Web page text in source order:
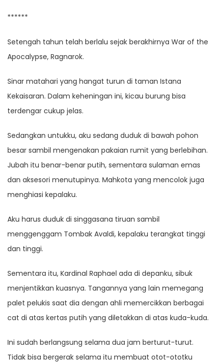
******
Setengah tahun telah berlalu sejak berakhirnya War of the
Apocalypse, Ragnarok.
Sinar matahari yang hangat turun di taman Istana
Kekaisaran. Dalam keheningan ini, kicau burung bisa
terdengar cukup jelas.
Sedangkan untukku, aku sedang duduk di bawah pohon
besar sambil mengenakan pakaian rumit yang berlebihan.
Jubah itu benar-benar putih, sementara sulaman emas
dan aksesori menutupinya. Mahkota yang mencolok juga
menghiasi kepalaku.
Aku harus duduk di singgasana tiruan sambil
menggenggam Tombak Avaldi, kepalaku terangkat tinggi
dan tinggi.
Sementara itu, Kardinal Raphael ada di depanku, sibuk
menjentikkan kuasnya. Tangannya yang lain memegang
palet pelukis saat dia dengan ahli memercikkan berbagai
cat di atas kertas putih yang diletakkan di atas kuda-kuda.
Ini sudah berlangsung selama dua jam berturut-turut.
Tidak bisa bergerak selama itu membuat otot-ototku